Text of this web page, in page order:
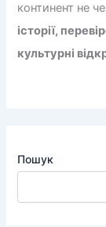
континент не
історії,
культурні
Пошук